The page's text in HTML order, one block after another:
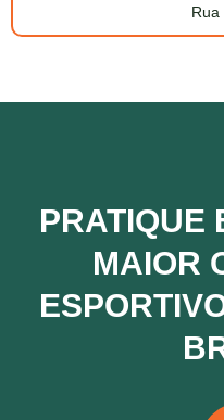
Rua
PRATIQUE
MAIOR